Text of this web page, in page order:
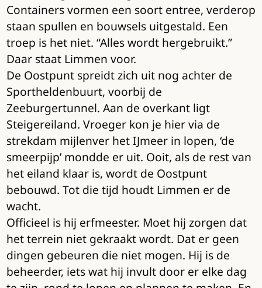
Containers vormen een soort entree, verderop
staan spullen en bouwsels uitgestald. Een
troep is het niet. “Alles wordt hergebruikt.”
Daar staat Limmen voor.
De Oostpunt spreidt zich uit nog achter de
Sportheldenbuurt, voorbij de
Zeeburgertunnel. Aan de overkant ligt
Steigereiland. Vroeger kon je hier via de
strekdam mijlenver het IJmeer in lopen, ‘de
smeerpijp’ mondde er uit. Ooit, als de rest van
het eiland klaar is, wordt de Oostpunt
bebouwd. Tot die tijd houdt Limmen er de
wacht.
Officieel is hij erfmeester. Moet hij zorgen dat
het terrein niet gekraakt wordt. Dat er geen
dingen gebeuren die niet mogen. Hij is de
beheerder, iets wat hij invult door er elke dag